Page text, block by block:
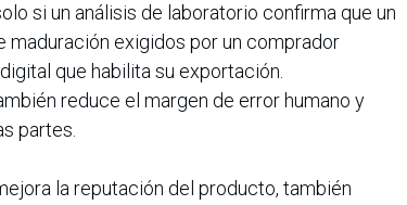
si un análisis de laboratorio confirma que un
maduración exigidos por un comprador
que habilita su exportación.
reduce el margen de error humano y
partes.
la reputación del producto, también